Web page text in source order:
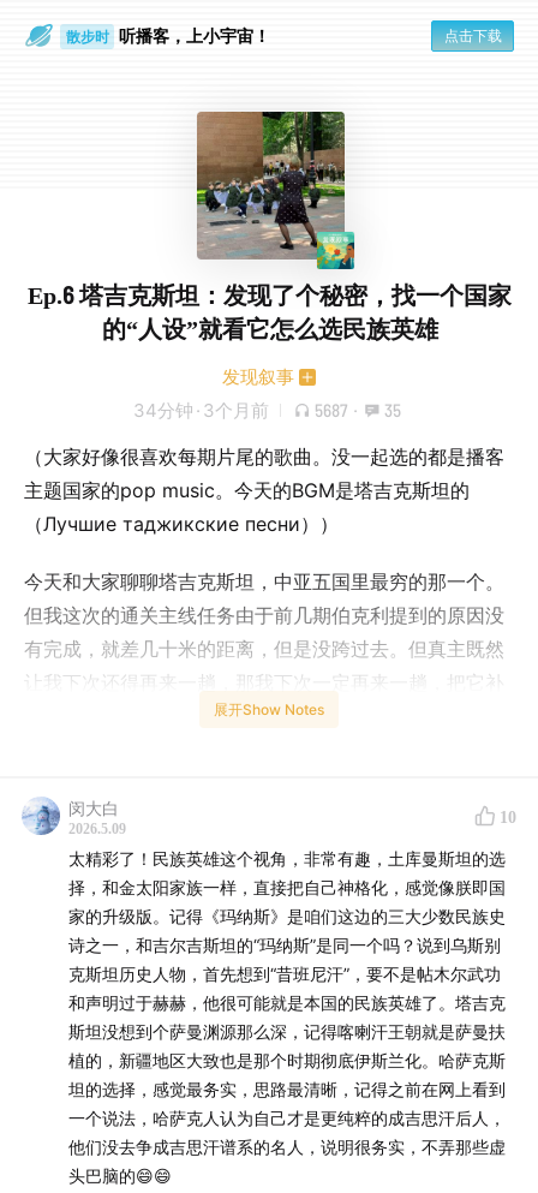
散步时 听播客，上小宇宙！ 点击下载
Ep.6 塔吉克斯坦：发现了个秘密，找一个国家
的“人设”就看它怎么选民族英雄
发现叙事
34分钟 · 3个月前 5687 · 35
（大家好像很喜欢每期片尾的歌曲。没一起选的都是播客
主题国家的pop music。今天的BGM是塔吉克斯坦的
（Лучшие таджикские песни））
今天和大家聊聊塔吉克斯坦，中亚五国里最穷的那一个。
但我这次的通关主线任务由于前几期伯克利提到的原因没
有完成，就差几十米的距离，但是没跨过去。但真主既然
让我下次还得再来一趟，那我下次一定再来一趟，把它补
于民族叙事的：中亚这五个斯坦国家，看起来都差不多
——都是 1991 年从苏联独立出来的，都是穆斯林国家，
都有突厥血统，都有一点波斯文化底色。但只要稍微比较
一下他们各自选定的”民族英雄”，你会发现一个非常有趣
的事情。他们选的人完全不一样，而且每一个国家选谁，
本身就是一种政治表态。
我觉得这个角度比单纯看古迹还更有意思——因为它能告
诉你这个国家”想成为谁”。
不由感叹：一个国家不是先有民族再有政治；它是先有政
治需要，再去民族里挑选可以服务于这种需要的人物。
展开Show Notes
闵大白
2026.5.09
10
太精彩了！民族英雄这个视角，非常有趣，土库曼斯坦的选
择，和金太阳家族一样，直接把自己神格化，感觉像朕即国
家的升级版。记得《玛纳斯》是咱们这边的三大少数民族史
诗之一，和吉尔吉斯坦的“玛纳斯”是同一个吗？说到乌斯别
克斯坦历史人物，首先想到“昔班尼汗”，要不是帖木尔武功
和声明过于赫赫，他很可能就是本国的民族英雄了。塔吉克
斯坦没想到个萨曼渊源那么深，记得喀喇汗王朝就是萨曼扶
植的，新疆地区大致也是那个时期彻底伊斯兰化。哈萨克斯
坦的选择，感觉最务实，思路最清晰，记得之前在网上看到
一个说法，哈萨克人认为自己才是更纯粹的成吉思汗后人，
他们没去争成吉思汗谱系的名人，说明很务实，不弄那些虚
头巴脑的😄😄